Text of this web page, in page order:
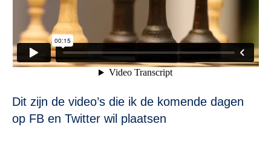
Dit zijn de video’s die ik de komende dagen
op FB en Twitter wil plaatsen